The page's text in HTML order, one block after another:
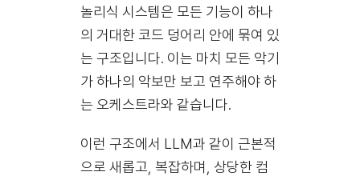
놀리식 시스템은 모든 기능이 하나
의 거대한 코드 덩어리 안에 묶여 있
는 구조입니다. 이는 마치 모든 악기
가 하나의 악보만 보고 연주해야 하
는 오케스트라와 같습니다.
이런 구조에서 LLM과 같이 근본적
으로 새롭고, 복잡하며, 상당한 컴